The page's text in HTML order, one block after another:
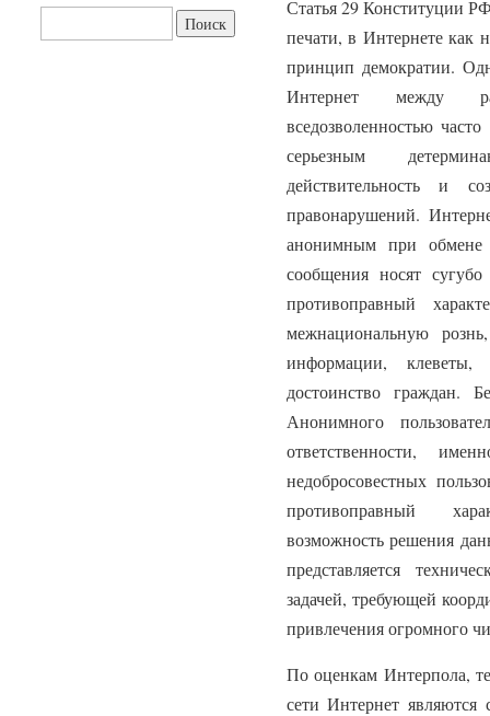
Статья 29 Конституции
печати, в Интернете как
принцип демократии.
Интернет между
вседозволенностью
серьезным
действительность и
правонарушений.
анонимным при
сообщения носят
противоправный
межнациональную
информации,
достоинство граждан.
Анонимного
ответственности,
недобросовестных
противоправный
возможность решения
представляется
задачей, требующей
привлечения огромного
По оценкам Интерпола,
сети Интернет